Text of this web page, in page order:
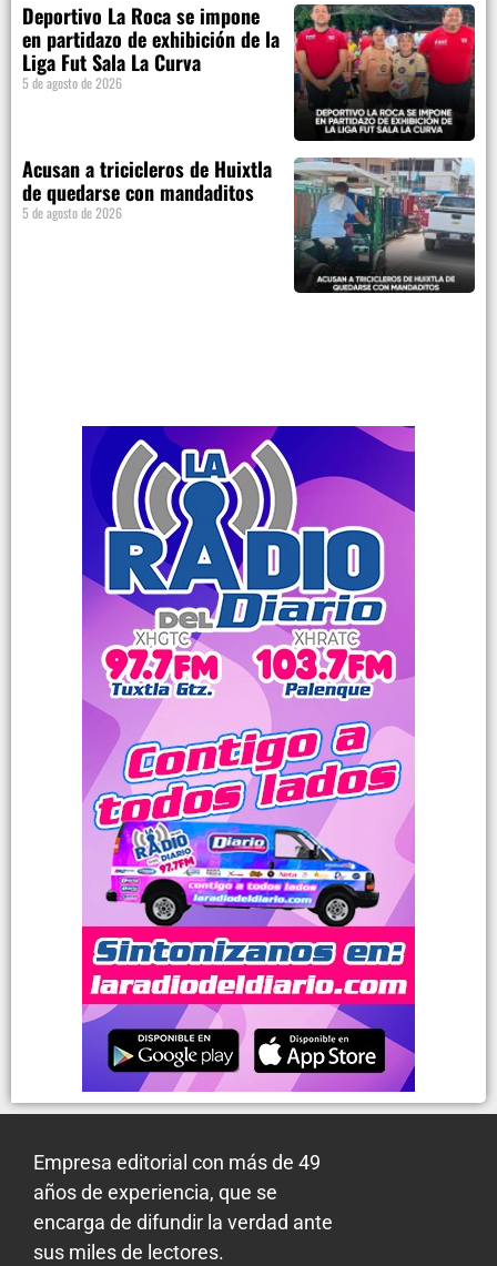
Deportivo La Roca se impone
en partidazo de exhibición de la
Liga Fut Sala La Curva
5 de agosto de 2026
Acusan a tricicleros de Huixtla
de quedarse con mandaditos
5 de agosto de 2026
Empresa editorial con más de 49
años de experiencia, que se
encarga de difundir la verdad ante
sus miles de lectores.